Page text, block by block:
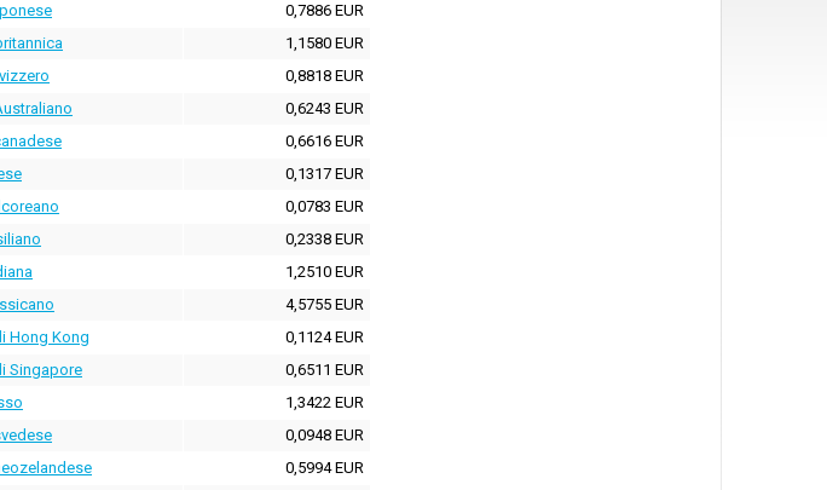
0,7886 EUR
1,1580 EUR
0,8818 EUR
0,6243 EUR
0,6616 EUR
0,1317 EUR
0,0783 EUR
0,2338 EUR
1,2510 EUR
4,5755 EUR
Hong Kong
0,1124 EUR
Singapore
0,6511 EUR
1,3422 EUR
0,0948 EUR
0,5994 EUR